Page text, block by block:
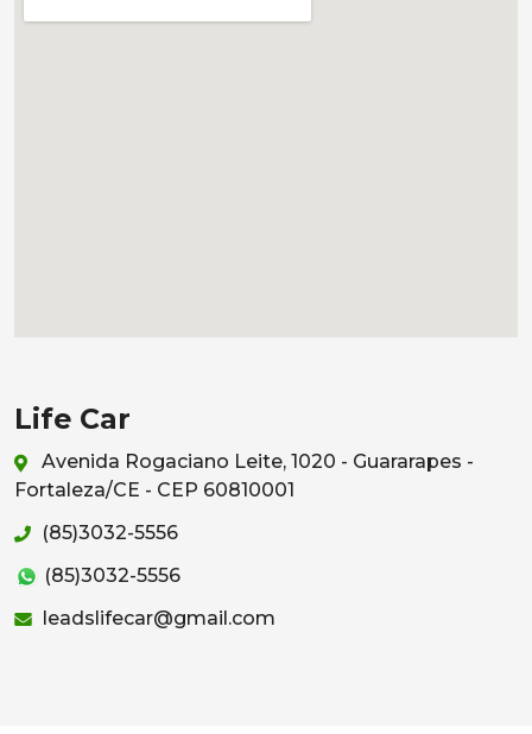
Life Car
Avenida Rogaciano Leite, 1020 - Guararapes -
Fortaleza/CE - CEP 60810001
(85)3032-5556
(85)3032-5556
leadslifecar@gmail.com